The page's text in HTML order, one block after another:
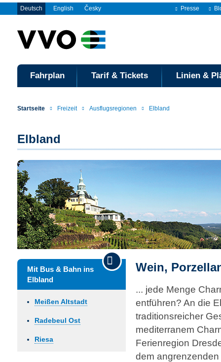
Deutsch English Česky Presse
Fahrplan Tarif & Tickets Linien &
Startseite Freizeit Ausflugsregionen Elbland
Elbland
Mit Bus & Bahn ins
Elbland
Meißen Altstadt
Radebeul Ost
Riesa
Wein,
... jede Menge
entführen? An die
traditionsreicher
mediterranem
Ferienregion
dem